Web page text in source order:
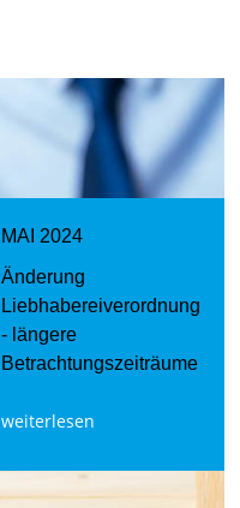
MAI 2024
Änderung
Liebhabereiverordnung
- längere
Betrachtungszeiträume
weiterlesen